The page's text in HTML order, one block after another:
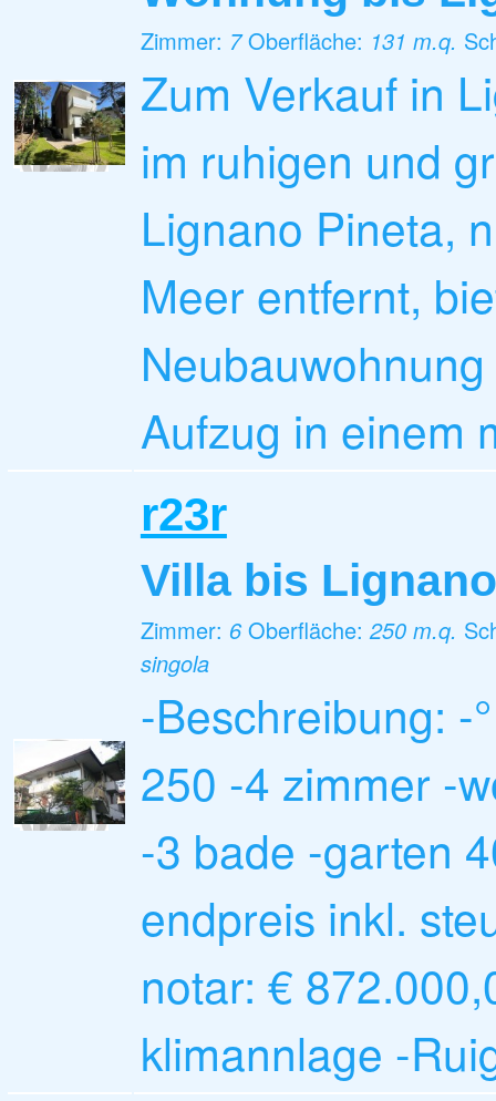
Zimmer: 7Oberfläche: 131 m.q.
Zum Verkauf in
im ruhigen und
Lignano Pineta,
Meer entfernt,
Aufzug in einem
r23r
Villa bis
Zimmer: 6 Oberfläche:250 m.q.
singola
-Beschreibung: -
250 -4 zimmer -
-3 bade -garten
endpreis inkl.
notar: €
klimannlage -